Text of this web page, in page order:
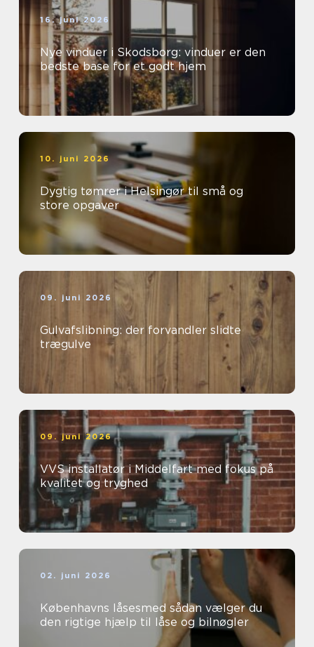
16. juni 2026
Nye vinduer i Skodsborg: vinduer er den
bedste base for et godt hjem
10. juni 2026
Dygtig tømrer i Helsingør til små og
store opgaver
09. juni 2026
Gulvafslibning: der forvandler slidte
trægulve
09. juni 2026
VVS installatør i Middelfart med fokus på
kvalitet og tryghed
02. juni 2026
Københavns låsesmed sådan vælger du
den rigtige hjælp til låse og bilnøgler